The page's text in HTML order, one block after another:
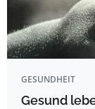
GESUNDHEIT
Gesund